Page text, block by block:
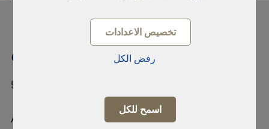
تاون هاوس, Rr.Hajredin Haxhiraj
9402 Vlorë, Vlora
Apartament 4+1+2
تخصيص الاعدادات
رفض الكل
اسمح للكل